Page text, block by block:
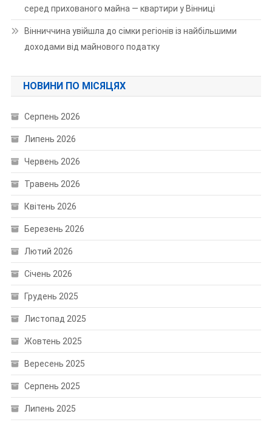
серед прихованого майна — квартири у Вінниці
Вінниччина увійшла до сімки регіонів із найбільшими
доходами від майнового податку
НОВИНИ ПО МІСЯЦЯХ
Серпень 2026
Липень 2026
Червень 2026
Травень 2026
Квітень 2026
Березень 2026
Лютий 2026
Січень 2026
Грудень 2025
Листопад 2025
Жовтень 2025
Вересень 2025
Серпень 2025
Липень 2025